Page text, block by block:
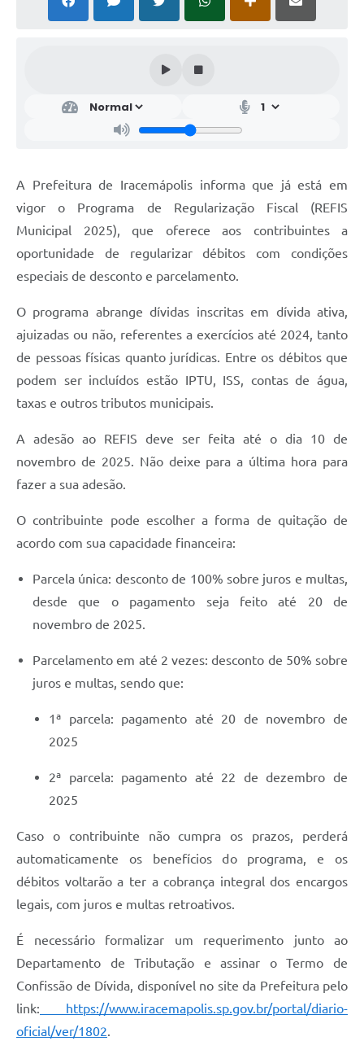
A Prefeitura de Iracemápolis informa que já está em
vigor o Programa de Regularização Fiscal (REFIS
Municipal 2025), que oferece aos contribuintes a
oportunidade de regularizar débitos com condições
especiais de desconto e parcelamento.
O programa abrange dívidas inscritas em dívida ativa,
ajuizadas ou não, referentes a exercícios até 2024, tanto
de pessoas físicas quanto jurídicas. Entre os débitos que
podem ser incluídos estão IPTU, ISS, contas de água,
taxas e outros tributos municipais.
A adesão ao REFIS deve ser feita até o dia 10 de
novembro de 2025. Não deixe para a última hora para
fazer a sua adesão.
O contribuinte pode escolher a forma de quitação de
acordo com sua capacidade financeira:
Parcela única: desconto de 100% sobre juros e multas,
desde que o pagamento seja feito até 20 de
novembro de 2025.
Parcelamento em até 2 vezes: desconto de 50% sobre
juros e multas, sendo que:
1ª parcela: pagamento até 20 de novembro de
2025
2ª parcela: pagamento até 22 de dezembro de
2025
Caso o contribuinte não cumpra os prazos, perderá
automaticamente os benefícios do programa, e os
débitos voltarão a ter a cobrança integral dos encargos
legais, com juros e multas retroativos.
É necessário formalizar um requerimento junto ao
Departamento de Tributação e assinar o Termo de
Confissão de Dívida, disponível no site da Prefeitura pelo
link: https://www.iracemapolis.sp.gov.br/portal/diario-
oficial/ver/1802.